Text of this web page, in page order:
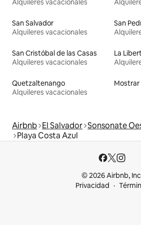
Alquileres vacacionales
San Salvador
Alquileres vacacionales
San
San Cristóbal de las Casas
Alquileres vacacionales
La
Quetzaltenango
Alquileres vacacionales
Mostrar
Airbnb El Salvador Sonsonate
Playa Costa Azul
© 2026 Airbnb,
Privacidad